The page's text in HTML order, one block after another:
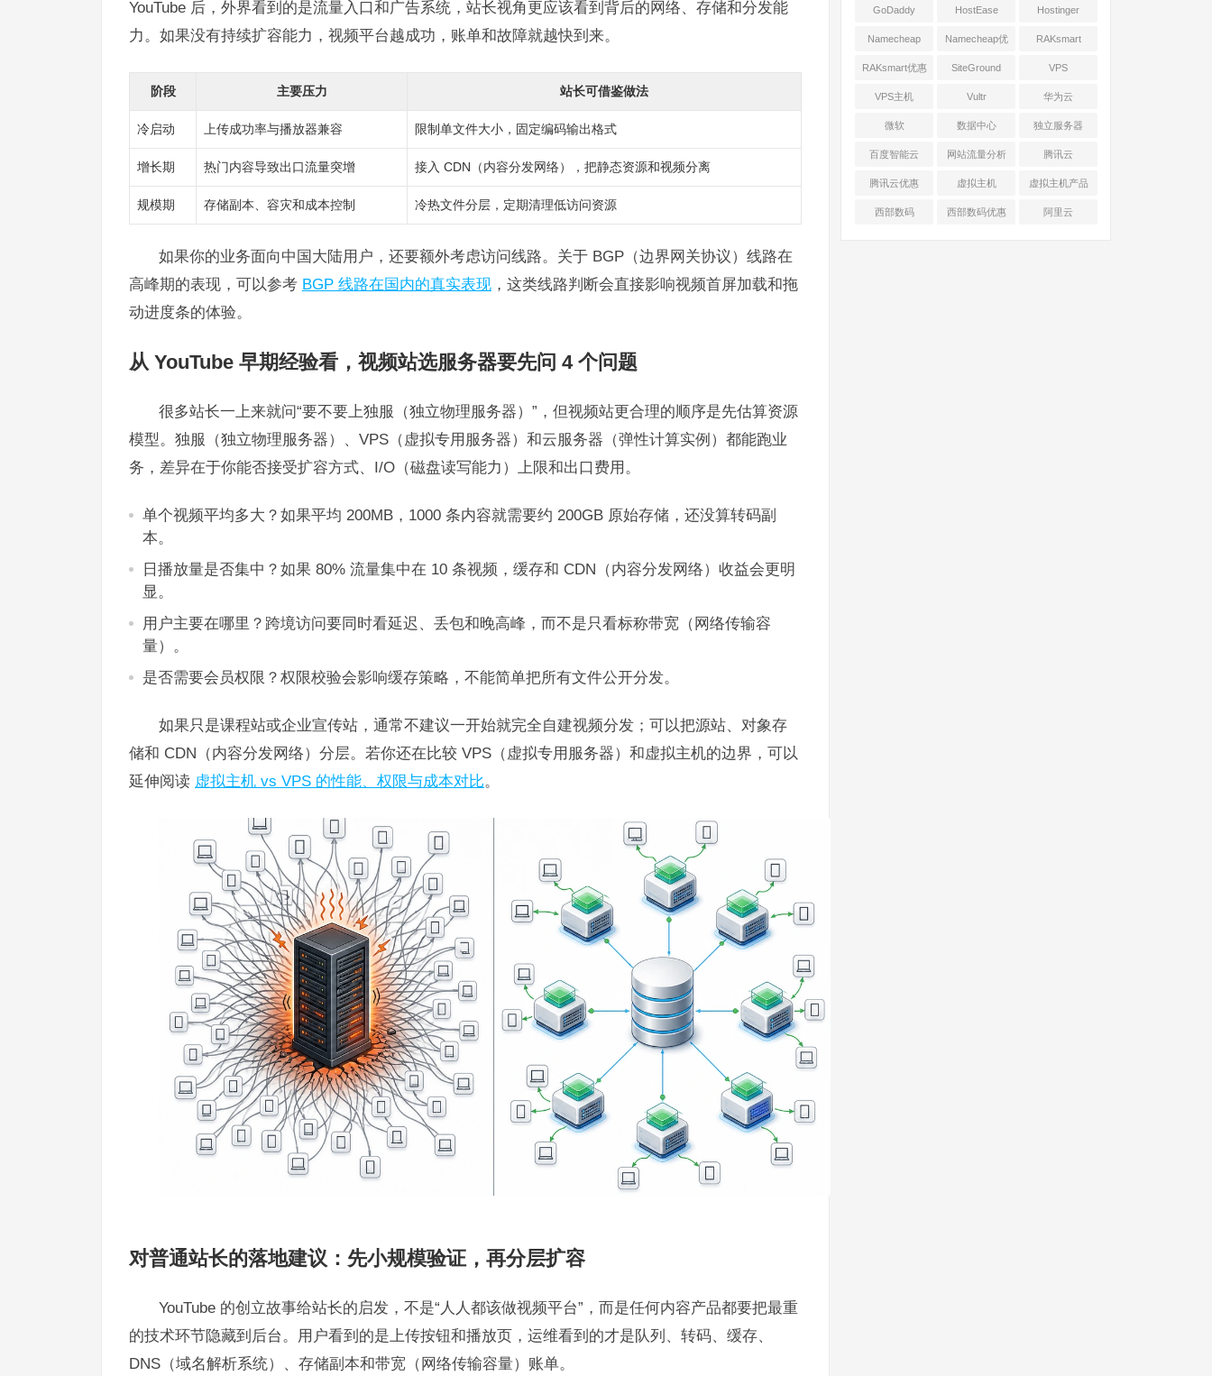
YouTube 后，外界看到的是流量入口和广告系统，站长视角更应该看到背后的网络、存储和分发能
力。如果没有持续扩容能力，视频平台越成功，账单和故障就越快到来。
阶段 主要压力 站长可借鉴做法
冷启动 上传成功率与播放器兼容 限制单文件大小，固定编码输出格式
增长期 热门内容导致出口流量突增 接入 CDN（内容分发网络），把静态资源和视频分离
规模期 存储副本、容灾和成本控制 冷热文件分层，定期清理低访问资源
如果你的业务面向中国大陆用户，还要额外考虑访问线路。关于 BGP（边界网关协议）线路在
高峰期的表现，可以参考 BGP 线路在国内的真实表现 ，这类线路判断会直接影响视频首屏加载和拖
动进度条的体验。
从 YouTube 早期经验看，视频站选服务器要先问 4 个问题
很多站长一上来就问“要不要上独服（独立物理服务器）”，但视频站更合理的顺序是先估算资源
模型。独服（独立物理服务器）、VPS（虚拟专用服务器）和云服务器（弹性计算实例）都能跑业
务，差异在于你能否接受扩容方式、I/O（磁盘读写能力）上限和出口费用。
单个视频平均多大？如果平均 200MB，1000 条内容就需要约 200GB 原始存储，还没算转码副
本。
日播放量是否集中？如果 80% 流量集中在 10 条视频，缓存和 CDN（内容分发网络）收益会更明
显。
用户主要在哪里？跨境访问要同时看延迟、丢包和晚高峰，而不是只看标称带宽（网络传输容
量）。
是否需要会员权限？权限校验会影响缓存策略，不能简单把所有文件公开分发。
如果只是课程站或企业宣传站，通常不建议一开始就完全自建视频分发；可以把源站、对象存
储和 CDN（内容分发网络）分层。若你还在比较 VPS（虚拟专用服务器）和虚拟主机的边界，可以
延伸阅读 虚拟主机 vs VPS 的性能、权限与成本对比
对普通站长的落地建议：先小规模验证，再分层扩容
YouTube 的创立故事给站长的启发，不是“人人都该做视频平台”，而是任何内容产品都要把最重
的技术环节隐藏到后台。用户看到的是上传按钮和播放页，运维看到的才是队列、转码、缓存、
DNS（域名解析系统）、存储副本和带宽（网络传输容量）账单。
务器
GoDaddy HostEase Hostinger
Namecheap Namecheap优
惠
RAKsmart
RAKsmart优惠 SiteGround VPS
VPS主机 Vultr 华为云
微软 数据中心 独立服务器
百度智能云 网站流量分析 腾讯云
腾讯云优惠 虚拟主机 虚拟主机产品
对比
西部数码 西部数码优惠 阿里云